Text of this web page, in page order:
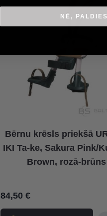
Bērnu krēsls priekšā
IKI Ta-ke, Sakura Pink/
Brown, rozā-brūns
84,50 €
NĒ, PALDIES